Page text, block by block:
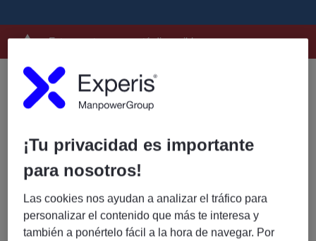
Este puesto ya no está disponible
Seleccionamos unDevOps Engineer – Data & Cloud
(H/M/X)para una importante compañía líder en el
sector energético, ubicada en Madrid capital, con
El puesto está orientado a profesionales con
experiencia en entornos cloud, automatización e
ingeniería de datos, que quieran participar en el
desarrollo de soluciones IoT y plataformas de analítica
avanzada.
Se requiere
¡Tu privacidad es importante
para nosotros!
Las cookies nos ayudan a analizar el tráfico para
personalizar el contenido que más te interesa y
también a ponértelo fácil a la hora de navegar. Por